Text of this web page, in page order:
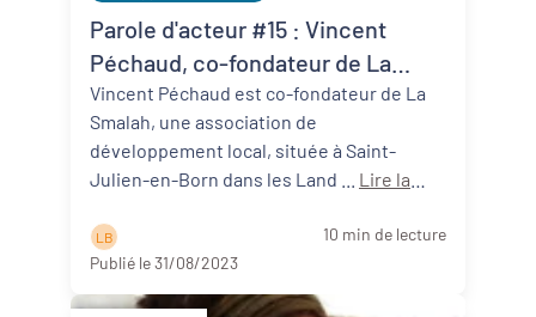
Parole d'acteur #15 : Vincent
Péchaud, co-fondateur de La
Smalah (40)
Vincent Péchaud est co-fondateur de La
Smalah, une association de
développement local, située à Saint-
Lire la
L B
10 min de lecture
Publié le 31/08/2023